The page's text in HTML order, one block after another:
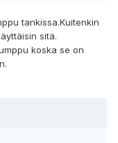
tankissa.Kuitenkin
sitä.
koska se on